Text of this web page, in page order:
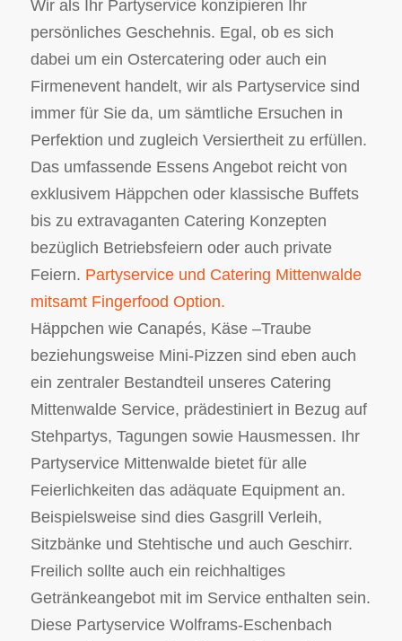
Wir als Ihr Partyservice konzipieren Ihr
persönliches Geschehnis. Egal, ob es sich
dabei um ein Ostercatering oder auch ein
Firmenevent handelt, wir als Partyservice sind
immer für Sie da, um sämtliche Ersuchen in
Perfektion und zugleich Versiertheit zu erfüllen.
Das umfassende Essens Angebot reicht von
exklusivem Häppchen oder klassische Buffets
bis zu extravaganten Catering Konzepten
bezüglich Betriebsfeiern oder auch private
Feiern. Partyservice und Catering Mittenwalde
mitsamt Fingerfood Option.
Häppchen wie Canapés, Käse –Traube
beziehungsweise Mini-Pizzen sind eben auch
ein zentraler Bestandteil unseres Catering
Mittenwalde Service, prädestiniert in Bezug auf
Stehpartys, Tagungen sowie Hausmessen. Ihr
Partyservice Mittenwalde bietet für alle
Feierlichkeiten das adäquate Equipment an.
Beispielsweise sind dies Gasgrill Verleih,
Sitzbänke und Stehtische und auch Geschirr.
Freilich sollte auch ein reichhaltiges
Getränkeangebot mit im Service enthalten sein.
Diese Partyservice Wolframs-Eschenbach